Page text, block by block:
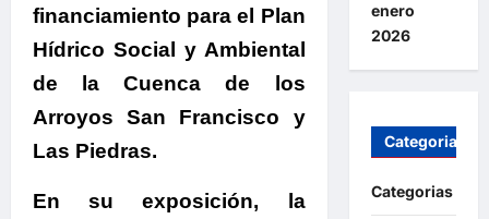
financiamiento para el Plan
Hídrico Social y Ambiental
de la Cuenca de los
Arroyos San Francisco y
Las Piedras.
En su exposición,
la
enero
2026
Categorias
Categorias